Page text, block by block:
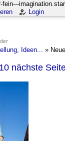
fein---
Login
Ideen... »
10 nächste